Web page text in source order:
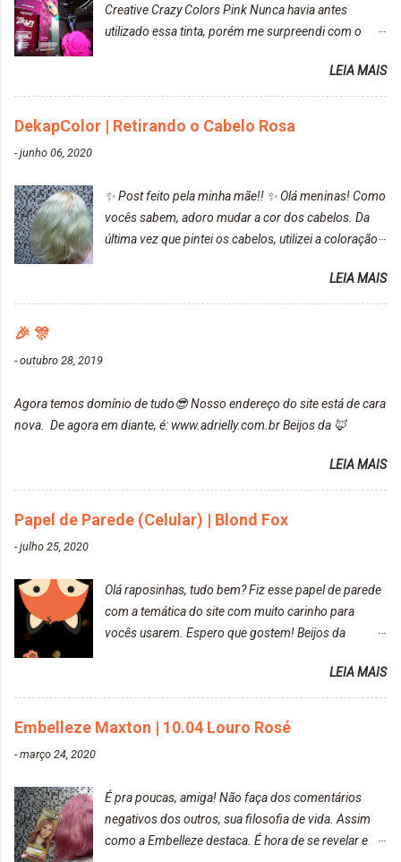
Creative Crazy Colors Pink Nunca havia antes
utilizado essa tinta, porém me surpreendi com o
turquesa (meio desbotado), e após a utilização meu
cabelo ficou roxo com mechinhas azul, rosa e meio
cinza... FICOU LINDOOOOO!!! Cabelo antes: Cabelo
depois: Bom, sobre a tinta, eu achei ela muito liquida,
tinta ficava manchado. Meu banheiro inteiro ficou
rosa, minha mão, meu corpo todo, porém, ela tem
uma fixação muito boa (Deu para perceber kkk) Sem
LEIA MAIS
DekapColor | Retirando o Cabelo Rosa
-junho 06, 2020
✨ Post feito pela minha mãe!! ✨ Olá meninas! Como
vocês sabem, adoro mudar a cor dos cabelos. Da
última vez que pintei os cabelos, utilizei a coloração
ressaltar que meu cabelo estava platinado. O tom
ficou um rosa antigo, cobriu muito bem e não
de inúmeras lavagens, meu cabelo teve um bom
desbotamento da cor, ele ficou um rosa bem suave,
DekapColor. Adorei o resultado da limpeza. Ficou
DekapColor "Minha mãe é lindaaaaa" Para quem
não conhece, o DekapColor é um p...
LEIA MAIS
🎉 🎊
-outubro 28, 2019
Agora temos domínio de tudo😎 Nosso endereço do site está de cara
nova. De agora em diante, é: www.adrielly.com.br Beijos da 🦊
LEIA MAIS
Papel de Parede (Celular) | Blond Fox
-julho 25, 2020
Olá raposinhas, tudo bem? Fiz esse papel de parede
com a temática do site com muito carinho para
vocês usarem. Espero que gostem! Beijos da
LEIA MAIS
Embelleze Maxton | 10.04 Louro Rosé
-março 24, 2020
É pra poucas, amiga! Não faça dos comentários
negativos dos outros, sua filosofia de vida. Assim
como a Embelleze destaca. É hora de se revelar e